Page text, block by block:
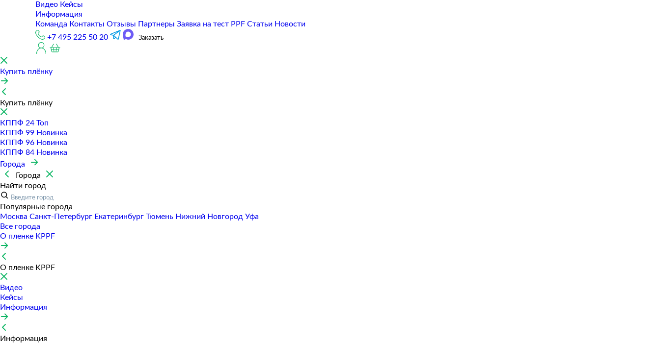
Видео Кейсы
Информация
Команда Контакты Отзывы Партнеры Заявка на тест PPF Статьи Новости
+7 495 225 50 20
Заказать
Купить плёнку
Купить плёнку
КППФ 24 Топ
КППФ 99 Новинка
КППФ 96 Новинка
КППФ 84 Новинка
Города
Города
Найти город
Популярные города
Москва Санкт-Петербур Екатеринбур Тюмень Нижний Новгород Уфа
Все города
О пленке KPPF
О пленке KPPF
Видео
Кейсы
Информация
Информация